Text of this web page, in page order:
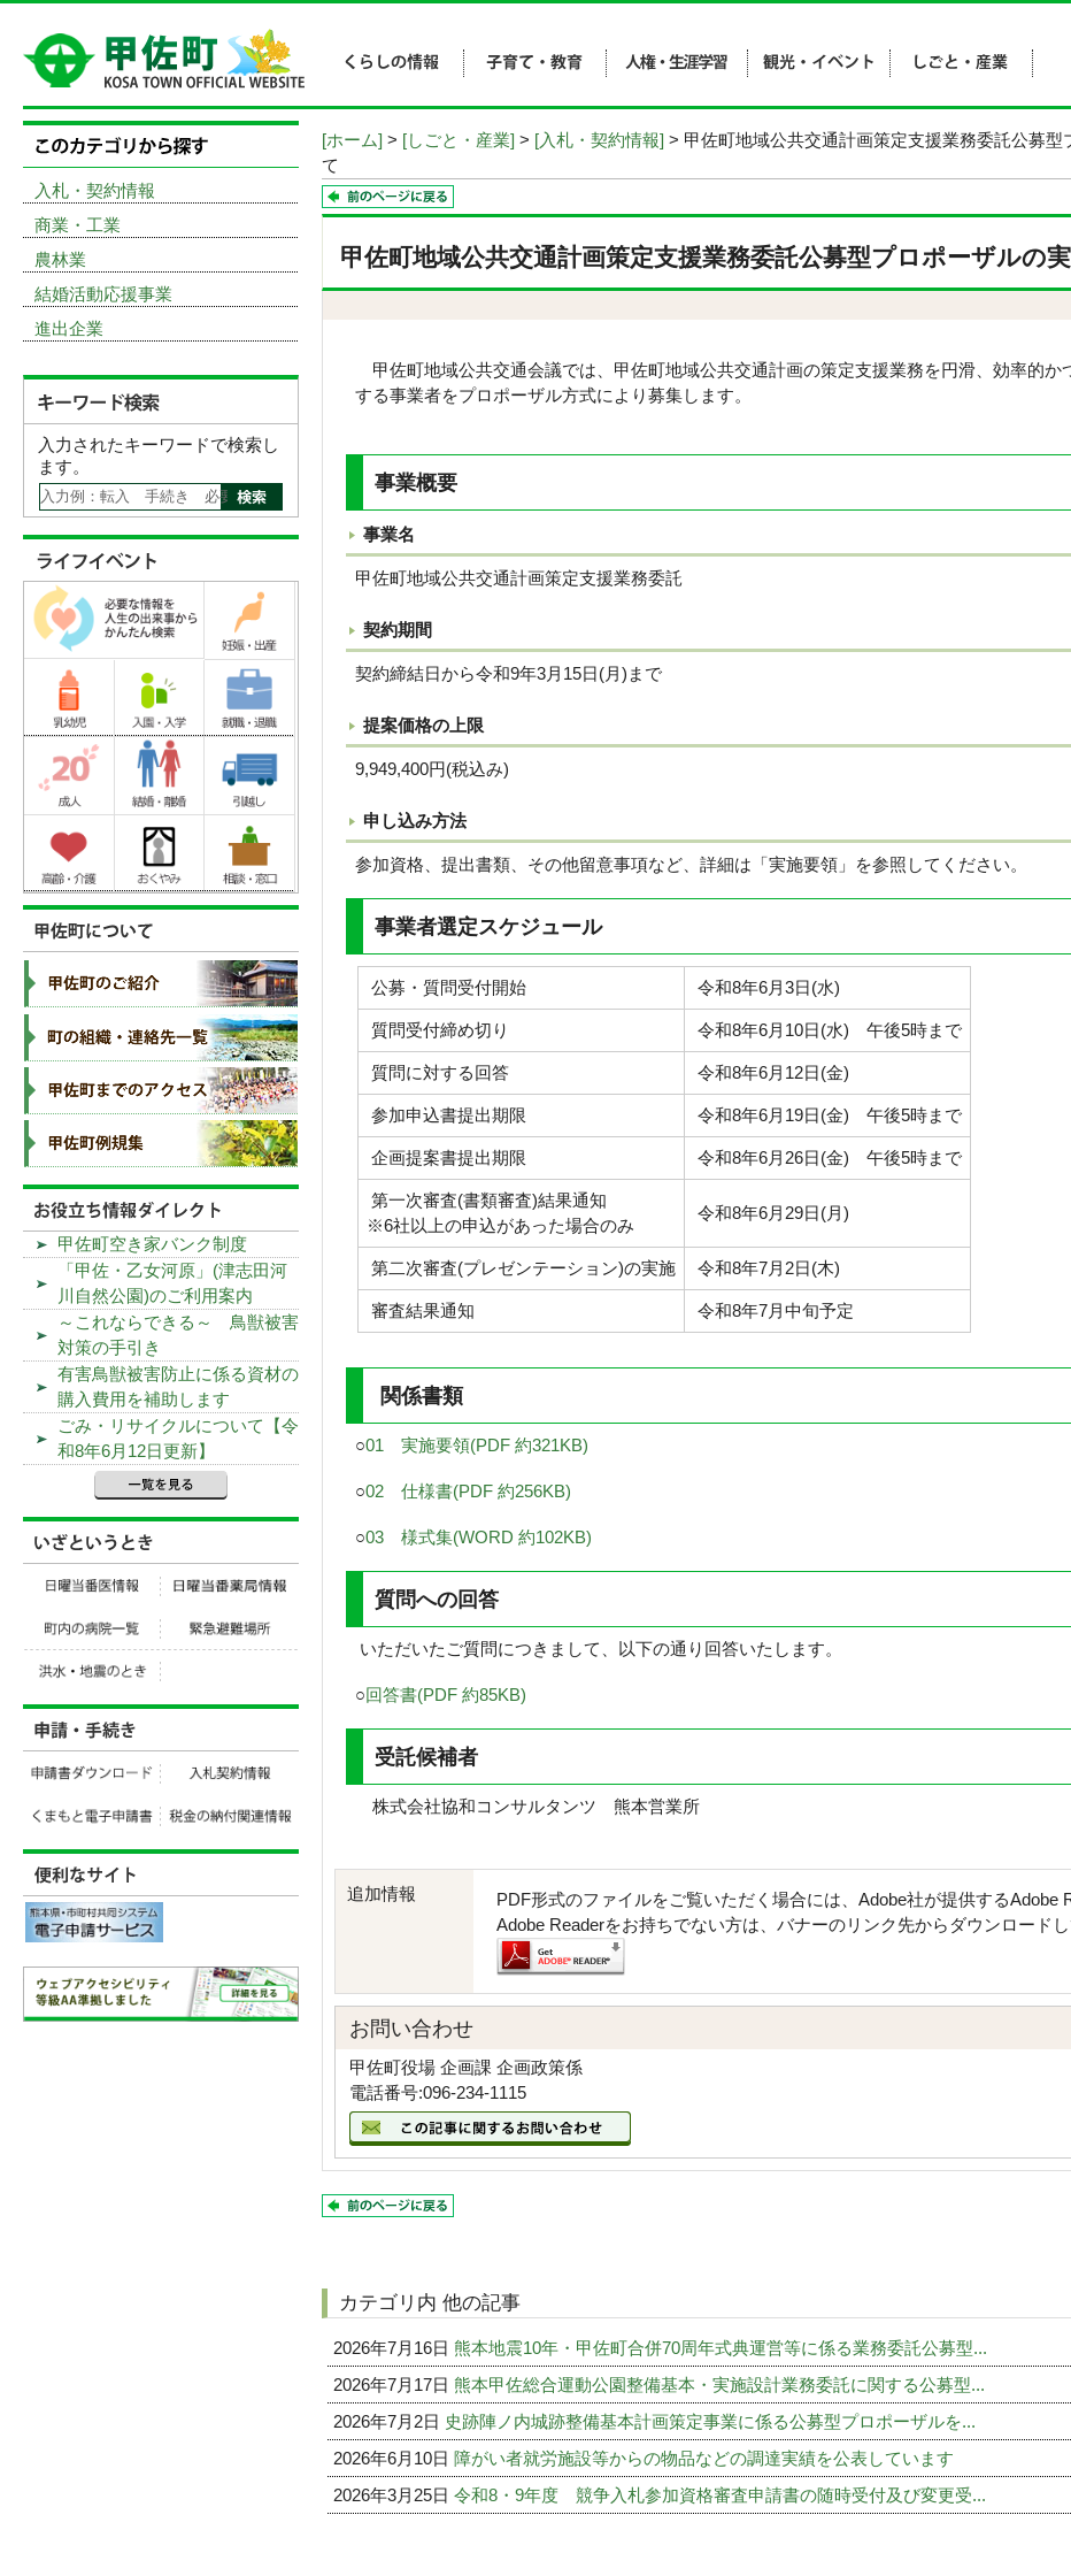
[ホーム] > [しごと・産業] > [入札・契約情報] > 甲佐町地域公共交通計画策定支援業務委託公募型
て
甲佐町地域公共交通計画策定支援業務委託公募型プロポーザルの
甲佐町地域公共交通会議では、甲佐町地域公共交通計画の策定支援業務を円滑、効率的か
する事業者をプロポーザル方式により募集します。
事業概要
事業名
甲佐町地域公共交通計画策定支援業務委託
契約期間
契約締結日から令和9年3月15日(月)まで
提案価格の上限
9,949,400円(税込み)
申し込み方法
参加資格、提出書類、その他留意事項など、詳細は「実施要領」を参照してください。
事業者選定スケジュール
公募・質問受付開始 令和8年6月3日(水)
質問受付締め切り 令和8年6月10日(水) 午後5時まで
質問に対する回答 令和8年6月12日(金)
参加申込書提出期限 令和8年6月19日(金) 午後5時まで
企画提案書提出期限 令和8年6月26日(金) 午後5時まで
第一次審査(書類審査)結果通知
※6社以上の申込があった場合のみ
令和8年6月29日(月)
第二次審査(プレゼンテーション)の実施 令和8年7月2日(木)
審査結果通知 令和8年7月中旬予定
関係書類
○01 実施要領(PDF 約321KB)
○02 仕様書(PDF 約256KB)
○03 様式集(WORD 約102KB)
質問への回答
いただいたご質問につきまして、以下の通り回答いたします。
○回答書(PDF 約85KB)
受託候補者
株式会社協和コンサルタンツ 熊本営業所
追加情報
PDF形式のファイルをご覧いただく場合には、Adobe社が提供するAdobe
Adobe Readerをお持ちでない方は、バナーのリンク先からダウンロードし
お問い合わせ
甲佐町役場 企画課 企画政策係
電話番号:096-234-1115
カテゴリ内 他の記事
2026年7月16日 熊本地震10年・甲佐町合併70周年式典運営等に係る業務委託公募型...
2026年7月17日 熊本甲佐総合運動公園整備基本・実施設計業務委託に関する公募型...
2026年7月2日 史跡陣ノ内城跡整備基本計画策定事業に係る公募型プロポーザルを...
2026年6月10日 障がい者就労施設等からの物品などの調達実績を公表しています
2026年3月25日 令和8・9年度 競争入札参加資格審査申請書の随時受付及び変更受...
入札・契約情報
商業・工業
農林業
結婚活動応援事業
進出企業
入力されたキーワードで検索し
ます。
甲佐町空き家バンク制度
「甲佐・乙女河原」(津志田河
川自然公園)のご利用案内
～これならできる～ 鳥獣被害
対策の手引き
有害鳥獣被害防止に係る資材の
購入費用を補助します
ごみ・リサイクルについて【令
和8年6月12日更新】